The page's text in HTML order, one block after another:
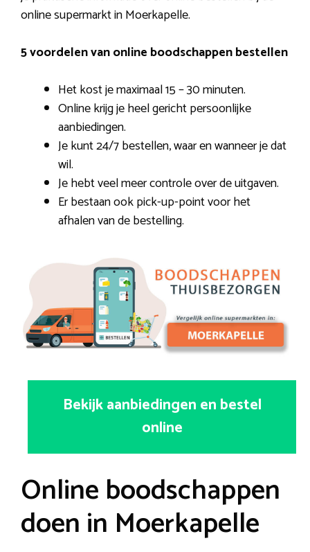
online supermarkt in Moerkapelle.
5 voordelen van online boodschappen bestellen
Het kost je maximaal 15 – 30 minuten.
Online krijg je heel gericht persoonlijke
aanbiedingen.
Je kunt 24/7 bestellen, waar en wanneer je dat
wil.
Je hebt veel meer controle over de uitgaven.
Er bestaan ook pick-up-point voor het
afhalen van de bestelling.
Bekijk aanbiedingen en bestel
online
Online boodschappen
doen in Moerkapelle